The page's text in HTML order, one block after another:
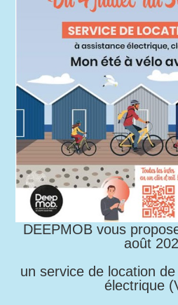
DEEPMOB vous
août
un service de location
électrique